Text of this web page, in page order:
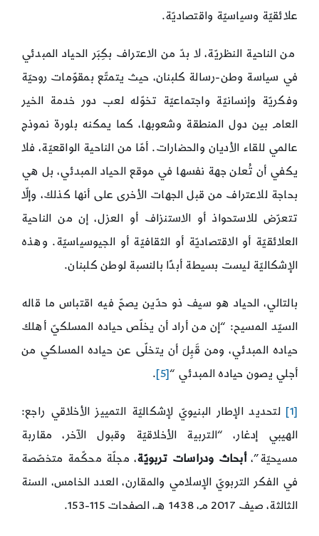
علائقيّة وسياسيّة واقتصاديّة.
من الناحية النظريّة، لا بدّ من الاعتراف بكِبَر الحياد المبدئي
في سياسة وطن-رسالة كلبنان، حيث يتمتّع بمقوّمات روحيّة
وفكريّة وإنسانيّة واجتماعيّة تخوّله لعب دور خدمة الخير
العام بين دول المنطقة وشعوبها، كما يمكنه بلورة نموذج
عالمي للقاء الأديان والحضارات. أمّا من الناحية الواقعيّة، فلا
يكفي أن تُعلن جهة نفسها في موقع الحياد المبدئي، بل هي
بحاجة للاعتراف من قبل الجهات الأخرى على أنها كذلك، وإلّا
تتعرّض للاستحواذ أو الاستنزاف أو العزل، إن من الناحية
العلائقيّة أو الاقتصاديّة أو الثقافيّة أو الجيوسياسيّة. وهذه
الإشكاليّة ليست بسيطة أبدًا بالنسبة لوطن كلبنان.
بالتالي، الحياد هو سيف ذو حدّين يصحّ فيه اقتباس ما قاله
السيّد المسيح: “إن من أراد أن يخلّص حياده المسلكيّ أهلك
حياده المبدئي، ومن قَبِلَ أن يتخلّى عن حياده المسلكي من
أجلي يصون حياده المبدئي “[5]
.
[1]
لتحديد الإطار البنيويّ لإشكاليّة التمييز الأخلاقي راجع:
الهيبي إدغار، “التربية الأخلاقيّة وقبول الآخر، مقاربة
مسيحيّة”،أبحاث ودراسات تربويّة، مجلّة محكّمة متخصّصة
في الفكر التربويّ الإسلامي والمقارن، العدد الخامس، السنة
الثالثة، صيف 2017 م، 1438 هـ، الصفحات 115-153.